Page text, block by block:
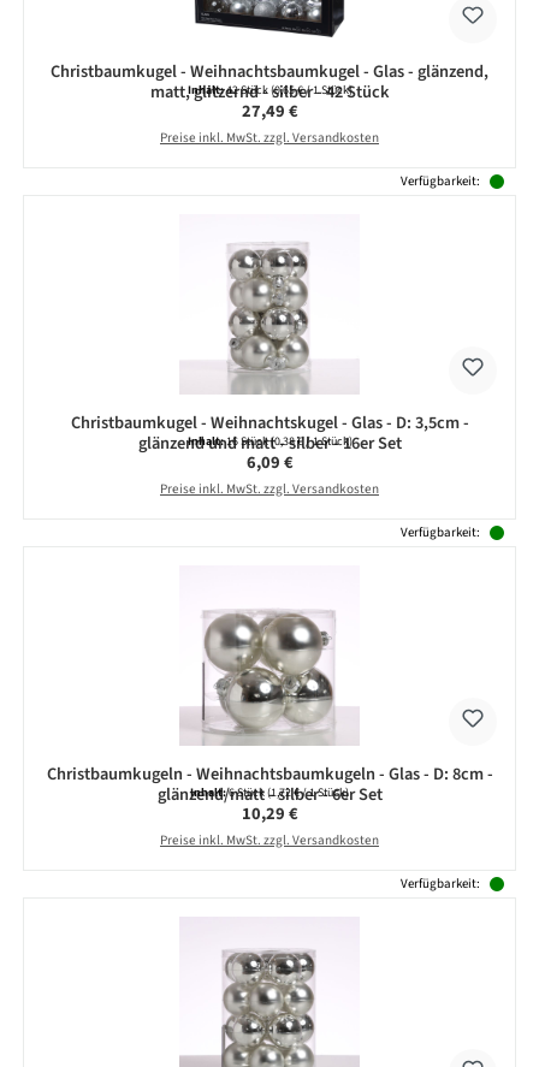
Christbaumkugel - Weihnachtsbaumkugel - Glas - glänzend,
matt, glitzernd - silber - 42 Stück
Inhalt:42 Stück(0,65 € / 1 Stück)
Regulärer Preis:
27,49 €
Preise inkl. MwSt. zzgl. Versandkosten
Verfügbarkeit:
Christbaumkugel - Weihnachtskugel - Glas - D: 3,5cm -
glänzend und matt - silber - 16er Set
Inhalt:16 Stück(0,38 € / 1 Stück)
Regulärer Preis:
6,09 €
Preise inkl. MwSt. zzgl. Versandkosten
Verfügbarkeit:
Christbaumkugeln - Weihnachtsbaumkugeln - Glas - D: 8cm -
glänzend/matt - silber - 6er Set
Inhalt:6 Stück(1,72 € / 1 Stück)
Regulärer Preis:
10,29 €
Preise inkl. MwSt. zzgl. Versandkosten
Verfügbarkeit: